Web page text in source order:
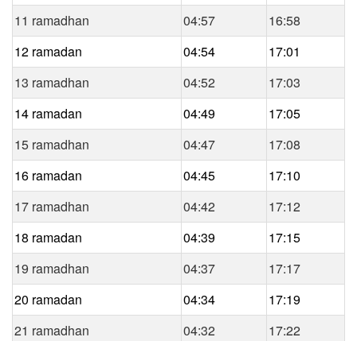
11 ramadhan
04:57
16:58
12 ramadan
04:54
17:01
13 ramadhan
04:52
17:03
14 ramadan
04:49
17:05
15 ramadhan
04:47
17:08
16 ramadan
04:45
17:10
17 ramadhan
04:42
17:12
18 ramadan
04:39
17:15
19 ramadhan
04:37
17:17
20 ramadan
04:34
17:19
21 ramadhan
04:32
17:22